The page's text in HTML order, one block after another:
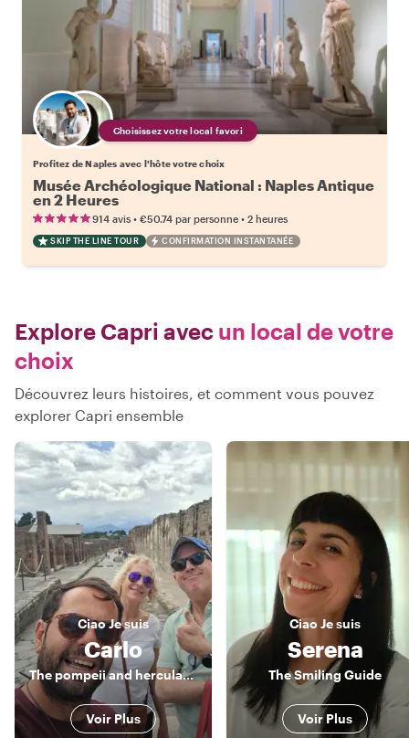
Choisissez votre local favori
Profitez de Naples avec l'hôte votre choix
Musée Archéologique National : Naples Antique
en 2 Heures
914 avis • €50.74 par personne • 2 heures
SKIP THE LINE TOUR CONFIRMATION INSTANTANÉE
Explore Capri avec un local de votre
choix
Découvrez leurs histoires, et comment vous pouvez
explorer Capri ensemble
CiaoJe suis
Carlo
The pompeii and herculaneum insider🌋
Voir Plus
CiaoJe suis
Serena
The Smiling Guide
Voir Plus